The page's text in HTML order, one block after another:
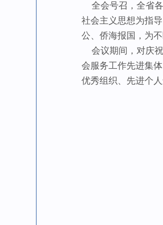
全会号召，全省各
社会主义思想为指
公、侨海报国，为
会议期间，对庆祝
会服务工作先进集
优秀组织、先进个人